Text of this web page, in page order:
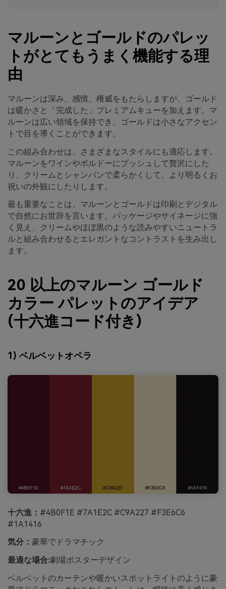
マルーンとゴールドのパレッ
トがとてもうまく機能する理
由
マルーンは深み、感情、権威をもたらしますが、ゴールド
は暖かさと「完成した」プレミアムキューを加えます。マ
ルーンは広い領域を保持でき、ゴールドは小さなアクセン
トで目を導くことができます。
この組み合わせは、さまざまなスタイルにも適応します。
マルーンをワインやボルドーにプッシュして贅沢にした
り、クリームとシャンパンで柔らかくして、より明るくお
祝いの外観にしたりします。
最も重要なことは、マルーンとゴールドは印刷とデジタル
で自然にお世辞を言います。パッケージやサイネージに強
く見え、クリームやほぼ黒のような読みやすいニュートラ
ルと組み合わせるとエレガントなコントラストを生み出し
ます。
20 以上のマルーン ゴールド
カラー パレットのアイデア
(十六進コード付き)
1) ベルベットオペラ
十六進： #4B0F1E #7A1E2C #C9A227 #F3E6C6
#1A1416
気分： 豪華でドラマチック
最適な場合:劇場ポスターデザイン
ベルベットのカーテンや暖かいスポットライトのように豪